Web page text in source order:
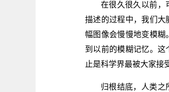
在很久很久以前，
描述的过程中，我们大
幅图像会慢慢地变模
到以前的模糊记忆。
止是科学界最被大家接
归根结底，人类之